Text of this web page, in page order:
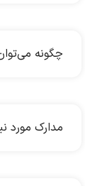
چگونه
مدارک مورد